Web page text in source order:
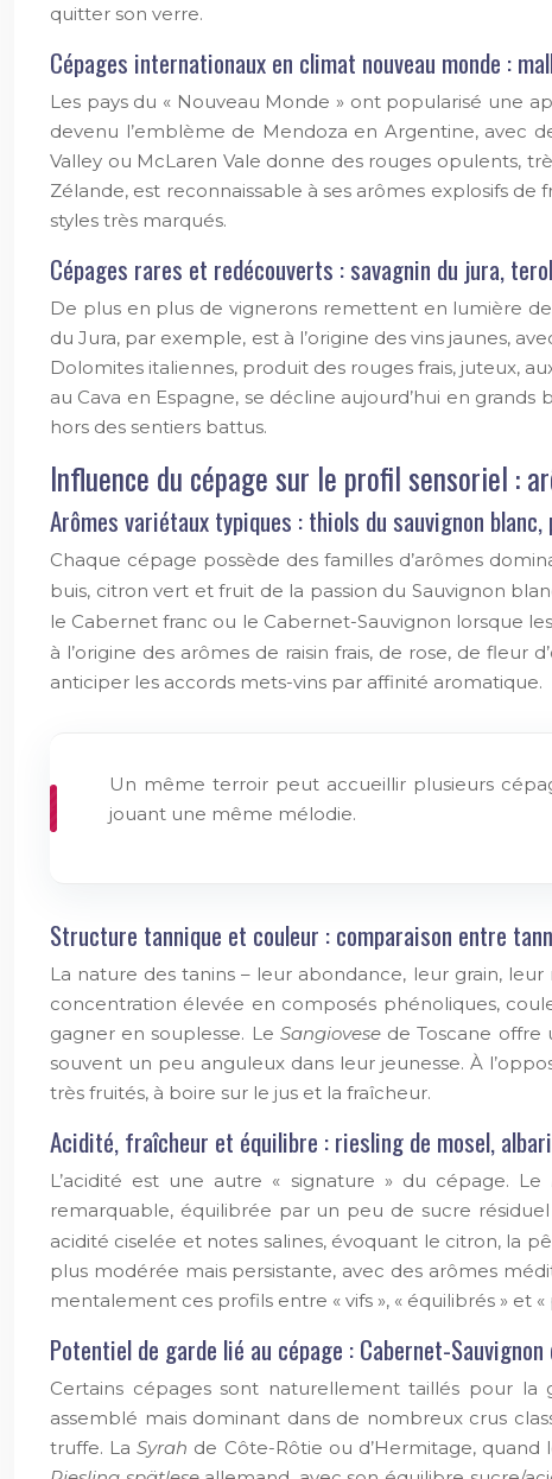
quitter son verre.
Cépages internationaux en climat nouveau monde :
Les pays du « Nouveau Monde » ont popularisé une
devenu l’emblème de Mendoza en Argentine, avec
Valley ou McLaren Vale donne des rouges opulents,
Zélande, est reconnaissable à ses arômes explosifs
styles très marqués.
Cépages rares et redécouverts : savagnin du jura,
De plus en plus de vignerons remettent en lumière
du Jura, par exemple, est à l’origine des vins jaunes,
Dolomites italiennes, produit des rouges frais, juteux,
au Cava en Espagne, se décline aujourd’hui en
hors des sentiers battus.
Influence du cépage sur le profil sensoriel :
Arômes variétaux typiques : thiols du sauvignon
Chaque cépage possède des familles d’arômes
buis, citron vert et fruit de la passion du Sauvignon
le Cabernet franc ou le Cabernet-Sauvignon lorsque
à l’origine des arômes de raisin frais, de rose, de fleur
anticiper les accords mets-vins par affinité aromatique.
Un même terroir peut accueillir plusieurs
jouant une même mélodie.
Structure tannique et couleur : comparaison entre
La nature des tanins – leur abondance, leur grain,
concentration élevée en composés phénoliques,
gagner en souplesse. Le Sangiovesede Toscane offre
souvent un peu anguleux dans leur jeunesse. À
très fruités, à boire sur le jus et la fraîcheur.
Acidité, fraîcheur et équilibre : riesling de mosel,
L’acidité est une autre « signature » du cépage. Le
remarquable, équilibrée par un peu de sucre résiduel
acidité ciselée et notes salines, évoquant le citron, la
plus modérée mais persistante, avec des arômes
mentalement ces profils entre « vifs », « équilibrés » et
Potentiel de garde lié au cépage : Cabernet-
Certains cépages sont naturellement taillés pour la
assemblé mais dominant dans de nombreux crus
truffe. LaSyrah de Côte-Rôtie ou d’Hermitage,